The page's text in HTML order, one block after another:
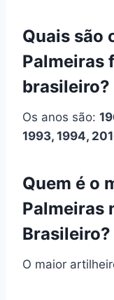
Quais são
Palmeiras
brasileiro?
Os anos são:
1993, 1994,
Quem é o
Palmeiras
Brasileiro?
O maior